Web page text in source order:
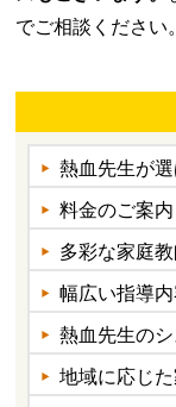
でご相談ください。
熱血先生が
料金のご案内
多彩な家庭
幅広い指導内
熱血先生の
地域に応じ